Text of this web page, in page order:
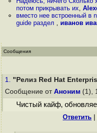
потом прикрывать их,
вместо нее встроенный в
guide раздел , иванов
Сообщения
1. "Релиз Red Hat
Сообщение от Аноним (1),
Чистый кайф,
Ответить